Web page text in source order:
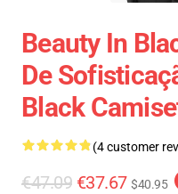
Beauty In
De
Black
(4 customer
€47.09 €37.67 $40.95